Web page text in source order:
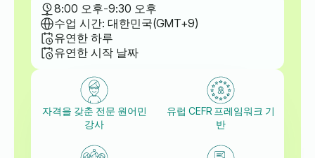
8:00 오후-9:30 오후
수업 시간: 대한민국(GMT+9)
유연한 하루
유연한 시작 날짜
자격을 갖춘 전문 원어민
강사
유럽 CEFR 프레임워크 기
반